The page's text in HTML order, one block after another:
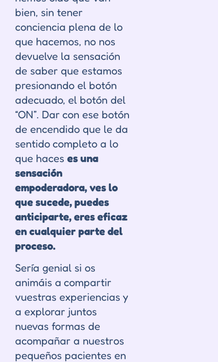
bien, sin tener
conciencia plena de lo
que hacemos, no nos
devuelve la sensación
de saber que estamos
presionando el botón
adecuado, el botón del
“ON”. Dar con ese botón
de encendido que le da
sentido completo a lo
que haces es una
sensación
empoderadora, ves lo
que sucede, puedes
anticiparte, eres eficaz
en cualquier parte del
proceso.
Sería genial si os
animáis a compartir
vuestras experiencias y
a explorar juntos
nuevas formas de
acompañar a nuestros
pequeños pacientes en